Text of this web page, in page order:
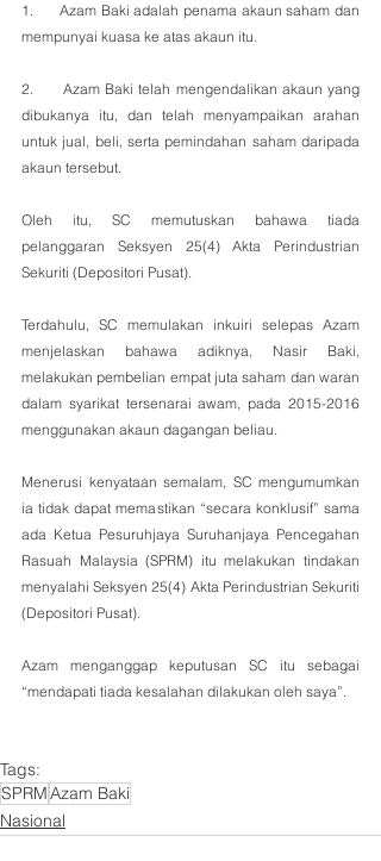
1.      Azam Baki adalah penama akaun saham dan
mempunyai kuasa ke atas akaun itu.
2.      Azam Baki telah mengendalikan akaun yang
dibukanya itu, dan telah menyampaikan arahan
untuk jual, beli, serta pemindahan saham daripada
akaun tersebut.
Oleh itu, SC memutuskan bahawa tiada
pelanggaran Seksyen 25(4) Akta Perindustrian
Sekuriti (Depositori Pusat).
Terdahulu, SC memulakan inkuiri selepas Azam
menjelaskan bahawa adiknya, Nasir Baki,
melakukan pembelian empat juta saham dan waran
dalam syarikat tersenarai awam, pada 2015-2016
menggunakan akaun dagangan beliau.
Menerusi kenyataan semalam, SC mengumumkan
ia tidak dapat memastikan “secara konklusif” sama
ada Ketua Pesuruhjaya Suruhanjaya Pencegahan
Rasuah Malaysia (SPRM) itu melakukan tindakan
menyalahi Seksyen 25(4) Akta Perindustrian Sekuriti
(Depositori Pusat).
Azam menganggap keputusan SC itu sebagai
“mendapati tiada kesalahan dilakukan oleh saya”.
Tags:
SPRMAzam Baki
Nasional